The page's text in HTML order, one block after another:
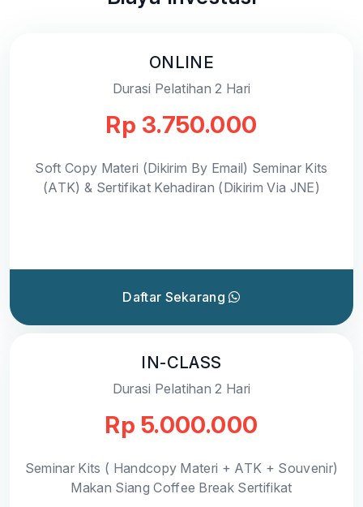
ONLINE
Durasi Pelatihan 2 Hari
Rp 3.750.000
Soft Copy Materi (Dikirim By Email) Seminar Kits
(ATK) & Sertifikat Kehadiran (Dikirim Via JNE)
Daftar Sekarang
IN-CLASS
Durasi Pelatihan 2 Hari
Rp 5.000.000
Seminar Kits ( Handcopy Materi + ATK + Souvenir)
Makan Siang Coffee Break Sertifikat